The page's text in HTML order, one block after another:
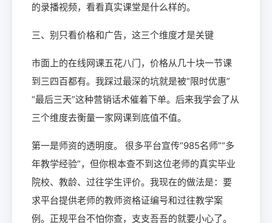
的录播视频，看看真实课堂是什么样的。
三、别只看价格和广告，这三个维度才是关键
市面上的在线网课五花八门，价格从几十块一节课
到三四百都有。我踩过最深的坑就是被“限时优惠”
“最后三天”这种营销话术催着下单。后来我学会了从
三个维度去衡量一家网课到底值不值。
第一是师资的透明度。 很多平台宣传“985名师”“多
年教学经验”，但你根本查不到这位老师的真实毕业
院校、教龄、过往学生评价。我现在的做法是：要
求平台提供老师的教师资格证编号和过往教学案
例。正规平台不怕你查，支支吾吾的就要小心了。